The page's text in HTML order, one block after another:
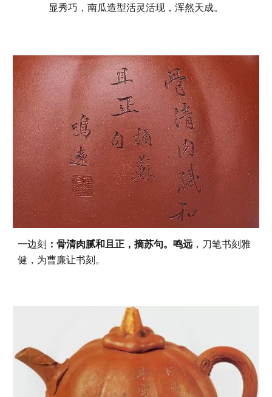
显秀巧，南瓜造型活灵活现，浑然天成。
一边刻 ：骨清肉腻和且正，摘苏句。鸣远 ，刀笔书刻雅
健，为曹廉让书刻。